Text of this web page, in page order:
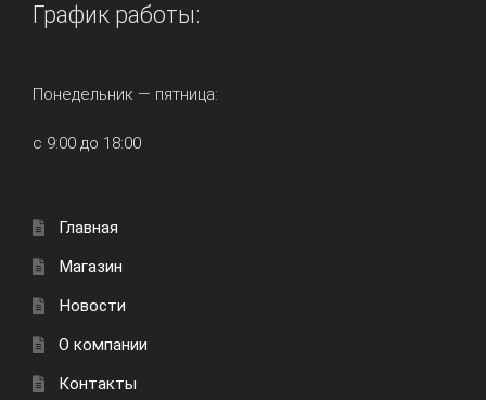
График работы:
Понедельник — пятница:
с 9:00 до 18:00
Главная
Магазин
Новости
О компании
Контакты